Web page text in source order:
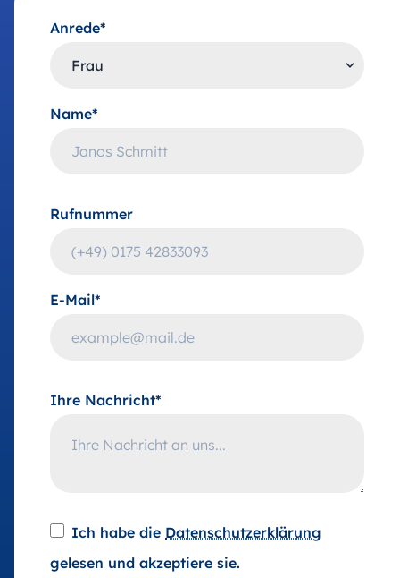
Anrede*
Name*
Rufnummer
E-Mail*
Ihre Nachricht*
Ich habe die Datenschutzerklärung
gelesen und akzeptiere sie.